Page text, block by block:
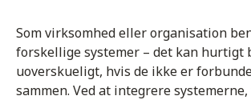
Som virksomhed eller organisation
forskellige systemer – det kan hurtigt
uoverskueligt, hvis de ikke er
sammen. Ved at integrere